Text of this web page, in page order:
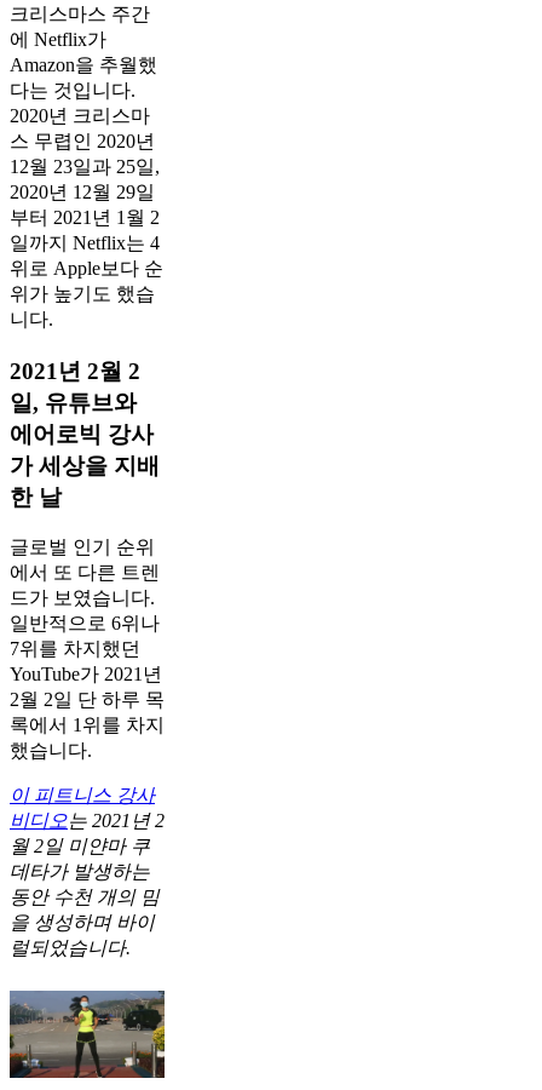
크리스마스 주간
에 Netflix가
Amazon을 추월했
다는 것입니다.
2020년 크리스마
스 무렵인 2020년
12월 23일과 25일,
2020년 12월 29일
부터 2021년 1월 2
일까지 Netflix는 4
위로 Apple보다 순
위가 높기도 했습
니다.
2021년 2월 2
일, 유튜브와
에어로빅 강사
가 세상을 지배
한 날
글로벌 인기 순위
에서 또 다른 트렌
드가 보였습니다.
일반적으로 6위나
7위를 차지했던
YouTube가 2021년
2월 2일 단 하루 목
록에서 1위를 차지
했습니다.
이 피트니스 강사
비디오는 2021년 2
월 2일 미얀마 쿠
데타가 발생하는
동안 수천 개의 밈
을 생성하며 바이
럴되었습니다.